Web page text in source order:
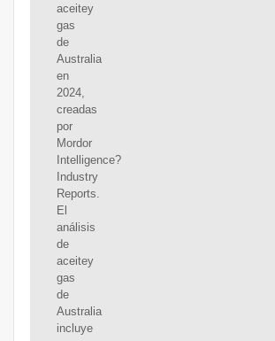
aceitey
gas
de
Australia
en
2024,
creadas
por
Mordor
Intelligence?
Industry
Reports.
El
análisis
de
aceitey
gas
de
Australia
incluye